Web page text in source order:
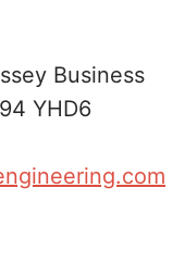
Business
YHD6